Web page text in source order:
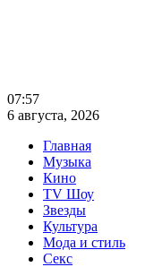
07:57
6 августа, 2026
Главная
Музыка
Кино
TV Шоу
Звезды
Культура
Мода и стиль
Секс